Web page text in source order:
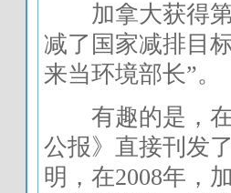
加拿大获得第
减了国家减排目
来当环境部长”。
有趣的是，在“
公报》直接刊发
明，在2008年，